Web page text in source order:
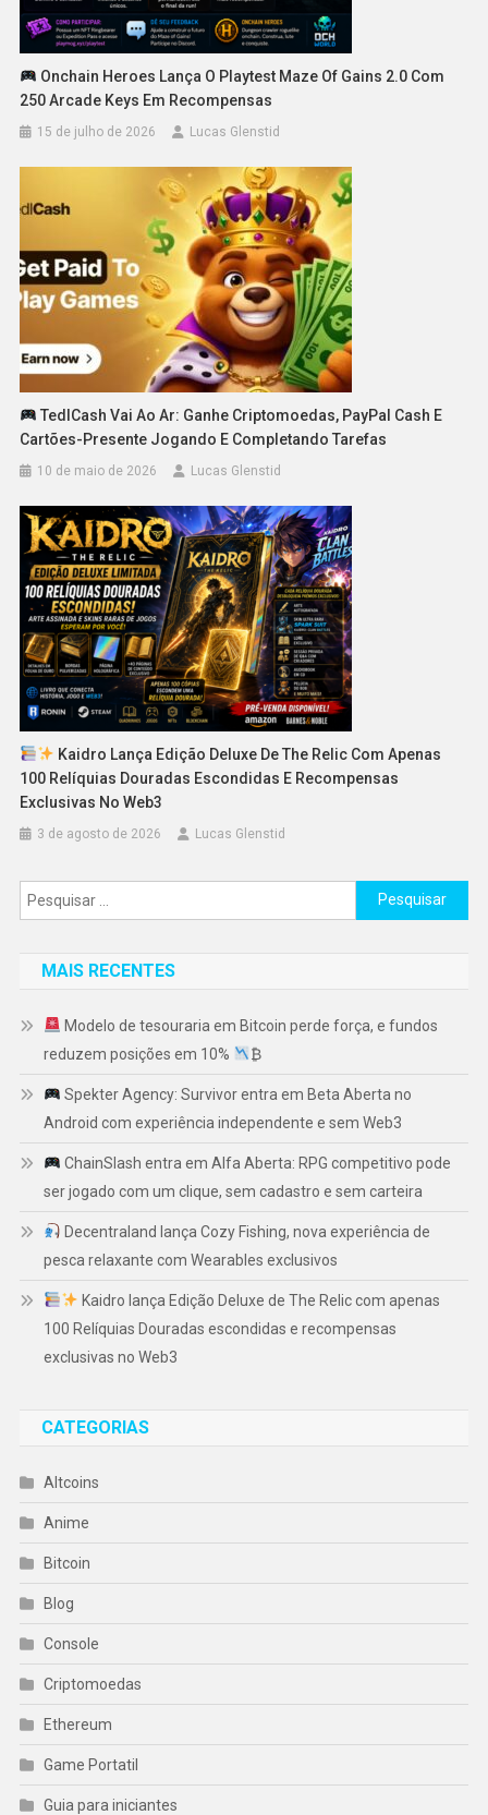
Onchain Heroes Lança O Playtest Maze Of Gains 2.0 Com
250 Arcade Keys Em Recompensas
15 de julho de 2026 Lucas Glenstid
TedlCash Vai Ao Ar: Ganhe Criptomoedas, PayPal Cash E
Cartões-Presente Jogando E Completando Tarefas
10 de maio de 2026 Lucas Glenstid
Kaidro Lança Edição Deluxe De The Relic Com Apenas
100 Relíquias Douradas Escondidas E Recompensas
Exclusivas No Web3
3 de agosto de 2026 Lucas Glenstid
Pesquisar
por:
MAIS RECENTES
Modelo de tesouraria em Bitcoin perde força, e fundos
reduzem posições em 10%
₿
Spekter Agency: Survivor entra em Beta Aberta no
Android com experiência independente e sem Web3
ChainSlash entra em Alfa Aberta: RPG competitivo pode
ser jogado com um clique, sem cadastro e sem carteira
Decentraland lança Cozy Fishing, nova experiência de
pesca relaxante com Wearables exclusivos
Kaidro lança Edição Deluxe de The Relic com apenas
100 Relíquias Douradas escondidas e recompensas
exclusivas no Web3
CATEGORIAS
Altcoins
Anime
Bitcoin
Blog
Console
Criptomoedas
Ethereum
Game Portatil
Guia para iniciantes